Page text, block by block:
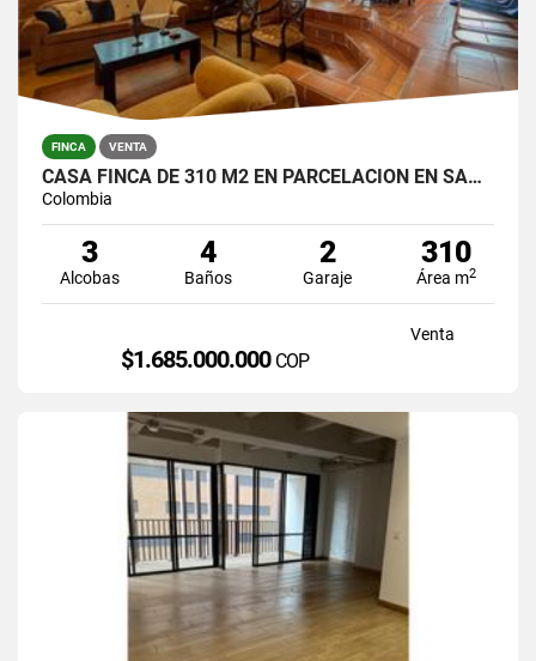
FINCA VENTA
CASA FINCA DE 310 M2 EN PARCELACION EN SANTA ELENA / LOTE DE 6.450 M2
Colombia
3
Alcobas
4
Baños
2
Garaje
310
Área m2
Venta
$1.685.000.000 COP